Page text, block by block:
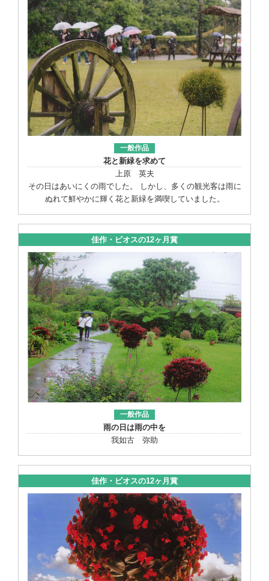
一般作品
花と新緑を求めて
上原 英夫
その日はあいにくの雨でした。 しかし、多くの観光客は雨に
ぬれて鮮やかに輝く花と新緑を満喫していました。
佳作・ビオスの12ヶ月賞
一般作品
雨の日は雨の中を
我如古 弥助
佳作・ビオスの12ヶ月賞